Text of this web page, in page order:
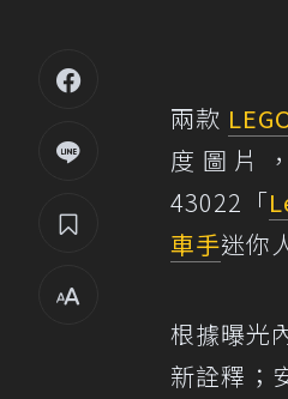
兩款
度圖片
43022「
車手迷你
根據曝光
新詮釋；